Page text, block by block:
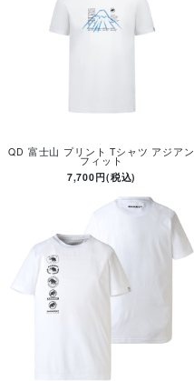
QD 富士山 プリント Tシャツ アジアン
フィット
7,700円(税込)